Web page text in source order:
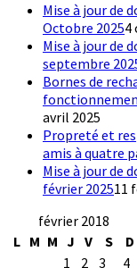
Mise à jour de
Octobre 20254
Mise à jour de
septembre
Bornes de
avril 2025
Propreté et
amis à quatre
Mise à jour de
février 202511
février 2018
L M M J V S
D
1
2 3 4